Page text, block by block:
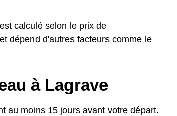
calculé selon le prix de
dépend d'autres facteurs comme le
à Lagrave
au moins 15 jours avant votre départ.